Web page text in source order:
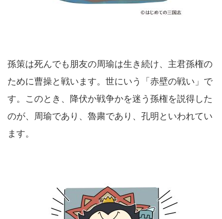
孫策は死んでも朋友の周瑜は生き続け、主君孫権の
ために曹操と戦います。世にいう「赤壁の戦い」で
す。このとき、降伏か戦争かを迷う孫権を説得した
のが、周瑜であり、魯粛であり、孔明といわれてい
ます。